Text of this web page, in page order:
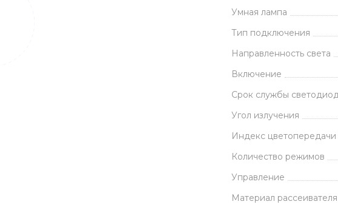
Умная лампа
Тип подключения
Направленность света
Включение
Срок службы
Угол излучения
Индекс цветопередачи
Количество режимов
Управление
Материал рассеивателя